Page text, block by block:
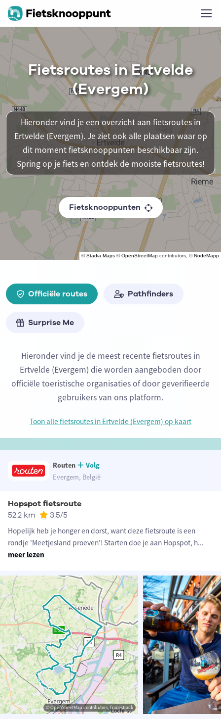
©Stadia Maps ©OpenStreetMap contributors, ©NodeMapp
Fietsroutes in Ertvelde
(Evergem)
Hieronder vind je een overzicht aan fietsroutes in
Ertvelde (Evergem). Je ziet ook alle plaatsen waar op
dit moment fietsknooppunten beschikbaar zijn.
Spring op je fiets en ontdek de mooiste fietsroutes!
Fietsknooppunten
Officiële routes Pathfinders
Surprise Me
Hieronder vind je de meest recente fietsroutes in
Ertvelde (Evergem) die worden aangeboden door
officiële toeristische organisaties of door geverifieerde
gebruikers van ons platform.
Toon alle fietsroutes in Ertvelde (Evergem) op kaart
Routen
Volg
Evergem, België
Hopspot fietsroute
52.2 km 3.5/5
Hopelijk heb je honger en dorst, want deze fietsroute is een
rondje 'Meetjesland proeven'! Starten doe je aan Hopspot, h...
meer lezen
© OpenStreetMap contributors, Tracestrack